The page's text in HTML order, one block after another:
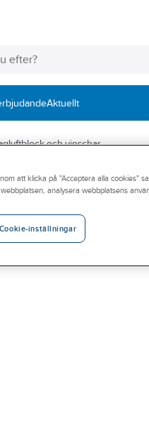
Aktuellt
och vinschar
att klicka på "Acceptera alla cookies"
analysera webbplatsens
Cookie-inställningar